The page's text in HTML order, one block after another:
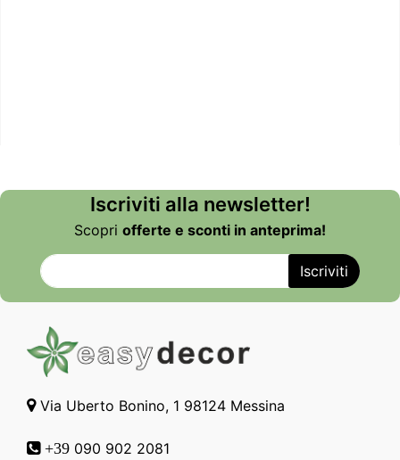
Iscriviti alla newsletter!
Scopri offerte e sconti in anteprima!
Via Uberto Bonino, 1 98124 Messina
+39 090 902 2081